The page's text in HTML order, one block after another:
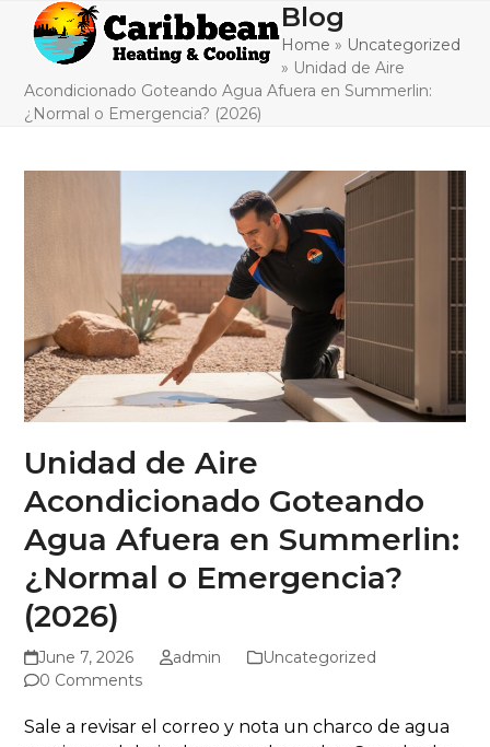
content
Open
mobile
menu
Close
mobile
menu
Blog
Home » Uncategorized
» Unidad de Aire
Acondicionado Goteando Agua Afuera en Summerlin:
¿Normal o Emergencia? (2026)
Unidad de Aire
Acondicionado Goteando
Agua Afuera en Summerlin:
¿Normal o Emergencia?
(2026)
June 7, 2026 admin
Uncategorized
0 Comments
Sale a revisar el correo y nota un charco de agua